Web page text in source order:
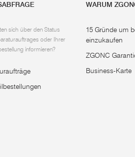
sich über den Status
oder Ihrer
informieren?
WARUM
15 Gründe um
einzukaufen
ZGONC
Business-Karte